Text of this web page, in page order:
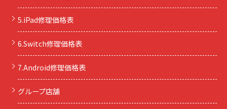
5.iPad修理価格表
6.Switch修理価格表
7.Android修理価格表
グループ店舗